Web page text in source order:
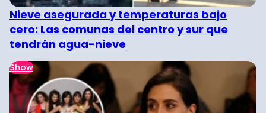
Nieve asegurada y temperaturas bajo
cero: Las comunas del centro y sur que
tendrán agua-nieve
Show